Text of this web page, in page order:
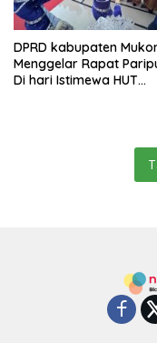
DPRD kabupaten
Menggelar Rapat
Di hari Istimewa HUT